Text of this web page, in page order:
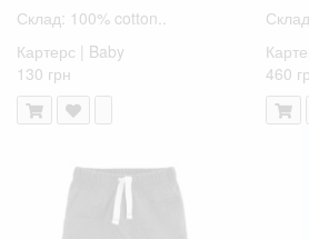
Склад: 100% cotton..
Картерс | Baby
130 грн
460